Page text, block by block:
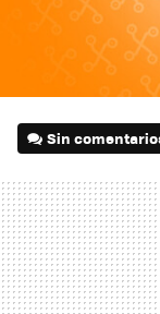
Sin